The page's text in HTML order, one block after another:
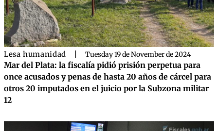
Lesa humanidad Tuesday 19 de November de 2024
Mar del Plata: la fiscalía pidió prisión perpetua para
once acusados y penas de hasta 20 años de cárcel para
otros 20 imputados en el juicio por la Subzona militar
12